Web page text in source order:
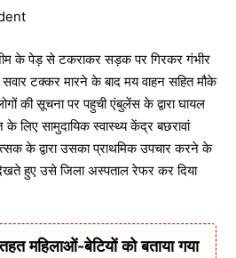
नीम के पेड़ से टकराकर सड़क पर गिरकर गंभीर
टक्कर मारने के बाद मय वाहन सहित मौके
की सूचना पर पहुची एंबुलेंस के द्वारा घायल
सामुदायिक स्वास्थ्य केंद्र बछरावां
के द्वारा उसका प्राथमिक उपचार करने के
हुए उसे जिला अस्पताल रेफर कर दिया
महिलाओं-बेटियों को बताया गया